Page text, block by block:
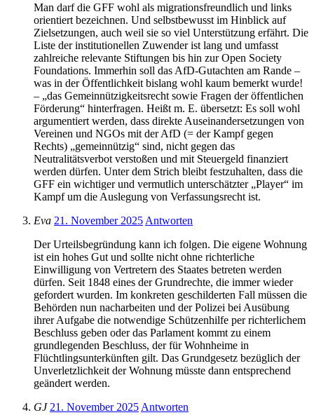
Man darf die GFF wohl als migrationsfreundlich und links
orientiert bezeichnen. Und selbstbewusst im Hinblick auf
Zielsetzungen, auch weil sie so viel Unterstützung erfährt. Die
Liste der institutionellen Zuwender ist lang und umfasst
zahlreiche relevante Stiftungen bis hin zur Open Society
Foundations. Immerhin soll das AfD-Gutachten am Rande –
was in der Öffentlichkeit bislang wohl kaum bemerkt wurde!
– „das Gemeinnützigkeitsrecht sowie Fragen der öffentlichen
Förderung“ hinterfragen. Heißt m. E. übersetzt: Es soll wohl
argumentiert werden, dass direkte Auseinandersetzungen von
Vereinen und NGOs mit der AfD (= der Kampf gegen
Rechts) „gemeinnützig“ sind, nicht gegen das
Neutralitätsverbot verstoßen und mit Steuergeld finanziert
werden dürfen. Unter dem Strich bleibt festzuhalten, dass die
GFF ein wichtiger und vermutlich unterschätzter „Player“ im
Kampf um die Auslegung von Verfassungsrecht ist.
Eva 21. November 2025 Antworten
Der Urteilsbegründung kann ich folgen. Die eigene Wohnung
ist ein hohes Gut und sollte nicht ohne richterliche
Einwilligung von Vertretern des Staates betreten werden
dürfen. Seit 1848 eines der Grundrechte, die immer wieder
gefordert wurden. Im konkreten geschilderten Fall müssen die
Behörden nun nacharbeiten und der Polizei bei Ausübung
ihrer Aufgabe die notwendige Schützenhilfe per richterlichem
Beschluss geben oder das Parlament kommt zu einem
grundlegenden Beschluss, der für Wohnheime in
Flüchtlingsunterkünften gilt. Das Grundgesetz bezüglich der
Unverletzlichkeit der Wohnung müsste dann entsprechend
geändert werden.
GJ 21. November 2025 Antworten